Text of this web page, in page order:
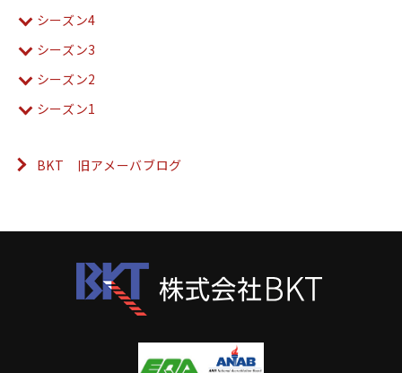
シーズン4
シーズン3
シーズン2
シーズン1
BKT 旧アメーバブログ